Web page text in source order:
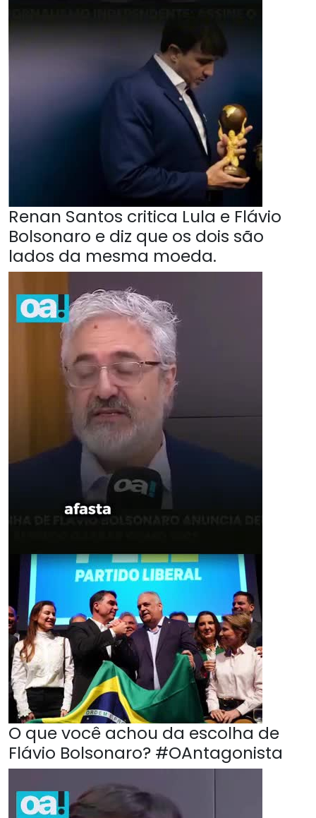
Renan Santos critica Lula e Flávio
Bolsonaro e diz que os dois são
lados da mesma moeda.
O que você achou da escolha de
Flávio Bolsonaro? #OAntagonista